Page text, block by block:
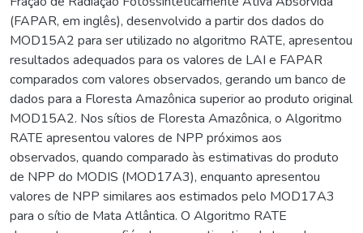
(FAPAR, em inglês), desenvolvido a partir dos dados do
MOD15A2 para ser utilizado no algoritmo RATE, apresentou
resultados adequados para os valores de LAI e FAPAR
comparados com valores observados, gerando um banco de
dados para a Floresta Amazônica superior ao produto original
MOD15A2. Nos sítios de Floresta Amazônica, o Algoritmo
RATE apresentou valores de NPP próximos aos
observados, quando comparado às estimativas do produto
de NPP do MODIS (MOD17A3), enquanto apresentou
valores de NPP similares aos estimados pelo MOD17A3
para o sítio de Mata Atlântica. O Algoritmo RATE